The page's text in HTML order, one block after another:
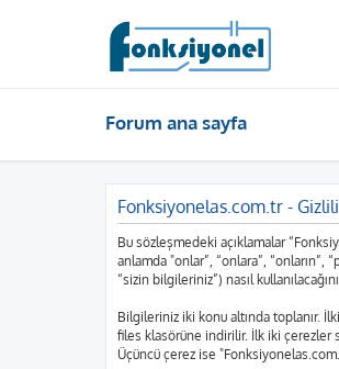
Forum ana sayfa
Fonksiyonelas.com.tr -
Bu sözleşmedeki açıklamalar
anlamda "onlar”, “onlara”, “onların”,
“sizin bilgileriniz”) nasıl
Bilgileriniz iki konu altında toplanır.
files klasörüne indirilir. İlk iki çerezler
Üçüncü çerez ise